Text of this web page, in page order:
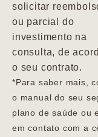
solicitar
ou parcial do
investimento na
consulta, de
o seu contrato.
*Para saber mais,
o manual do seu
plano de saúde ou
em contato com a